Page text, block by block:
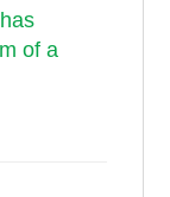
of a